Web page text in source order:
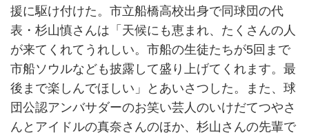
援に駆け付けた。市立船橋高校出身で同球団の代
表・杉山慎さんは「天候にも恵まれ、たくさんの人
が来てくれてうれしい。市船の生徒たちが5回まで
市船ソウルなども披露して盛り上げてくれます。最
後まで楽しんでほしい」とあいさつした。また、球
団公認アンバサダーのお笑い芸人のいけだてつやさ
んとアイドルの真奈さんのほか、杉山さんの先輩で